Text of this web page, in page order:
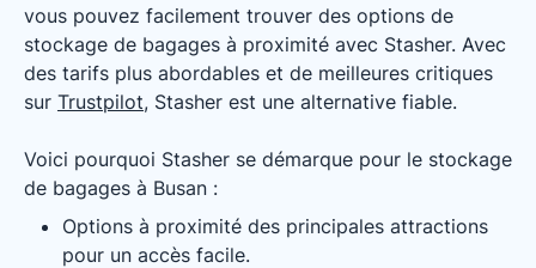
vous pouvez facilement trouver des options de
stockage de bagages à proximité avec Stasher. Avec
des tarifs plus abordables et de meilleures critiques
sur Trustpilot, Stasher est une alternative fiable.
Voici pourquoi Stasher se démarque pour le stockage
de bagages à Busan :
Options à proximité des principales attractions
pour un accès facile.